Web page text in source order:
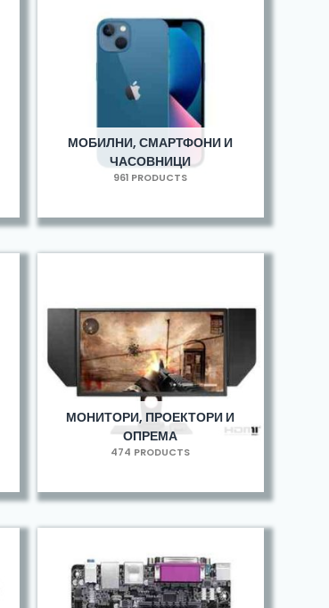
МОБИЛНИ, СМАРТФОНИ И
ЧАСОВНИЦИ
961 PRODUCTS
МОНИТОРИ, ПРОЕКТОРИ И
ОПРЕМА
474 PRODUCTS